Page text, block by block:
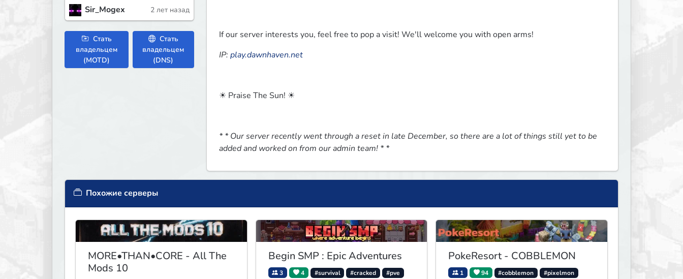
Sir_Mogex 2 лет назад
Стать
владельцем
(MOTD)
Стать
владельцем
(DNS)
If our server interests you, feel free to pop a visit! We'll welcome you with open arms!
IP: play.dawnhaven.net
☀ Praise The Sun! ☀
* * Our server recently went through a reset in late December, so there are a lot of things still yet to be
added and worked on from our admin team! * *
Похожие серверы
MORE•THAN•CORE - All The
Mods 10
Begin SMP : Epic Adventures
3 4 #survival #cracked
#pve
PokeResort - COBBLEMON
1 94 #cobblemon
#pixelmon